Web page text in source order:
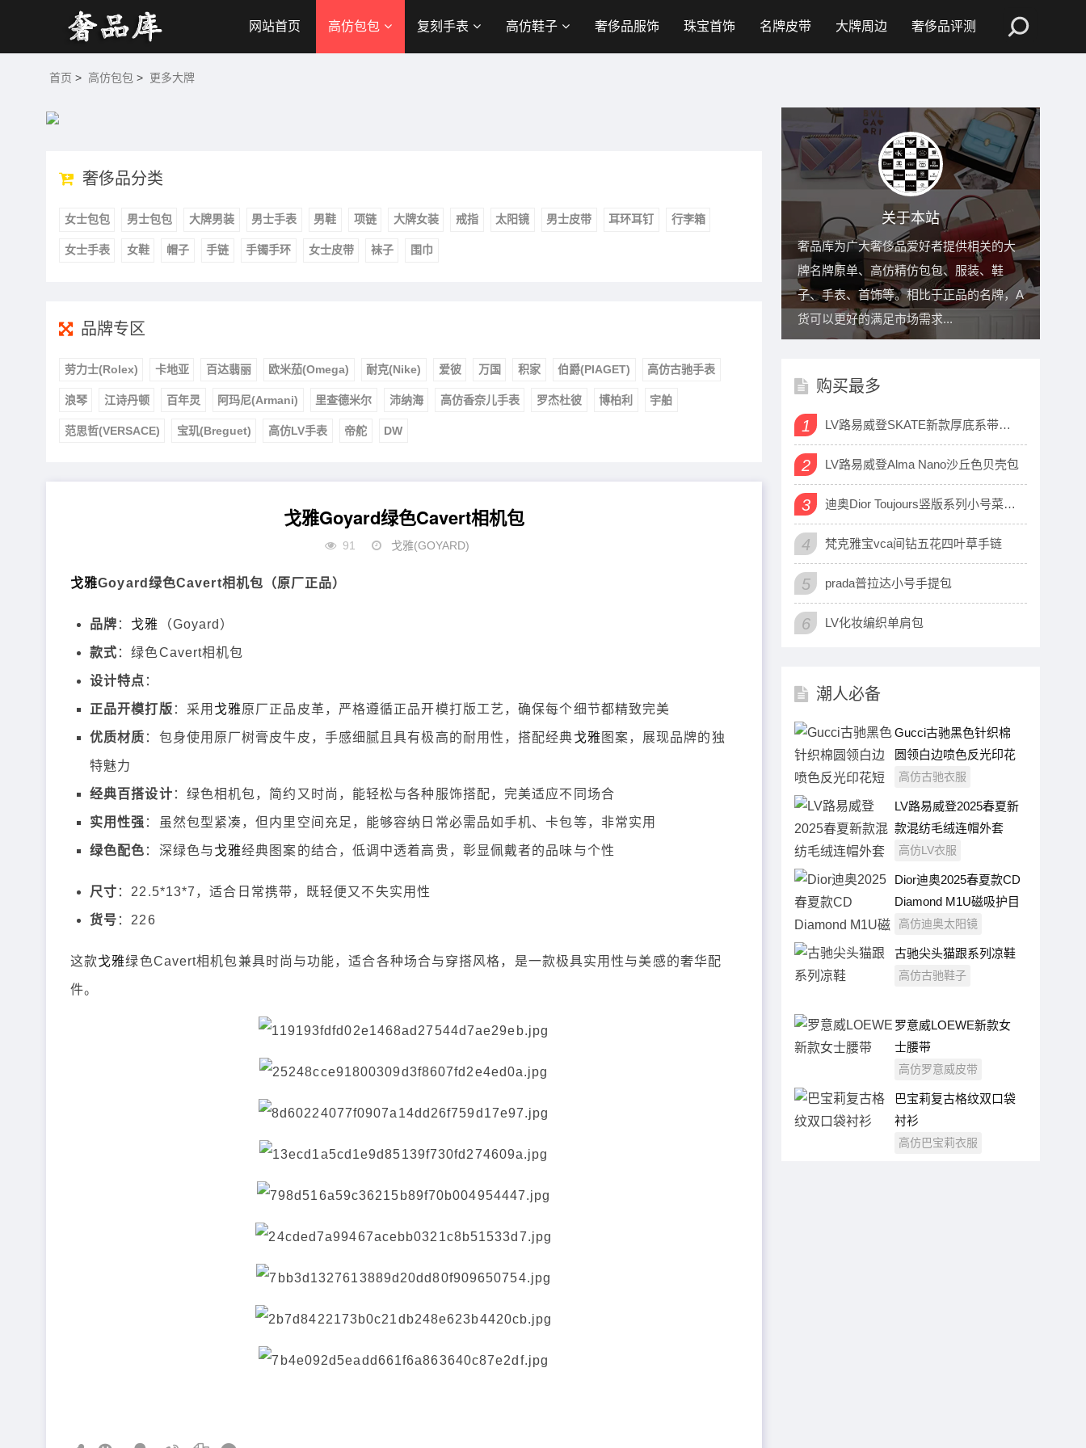
网站首页 高仿包包 复刻手表 高仿鞋子 奢侈品服饰 珠宝首饰 名牌皮带 大牌周边 奢侈品评测
首页 > 高仿包包 > 更多大牌
奢侈品分类
女士包包 男士包包 大牌男装 男士手表 男鞋 项链 大牌女装 戒指 太阳镜 男士皮带 耳环耳钉 行李箱
女士手表 女鞋 帽子 手链 手镯手环 女士皮带 袜子 围巾
品牌专区
劳力士(Rolex) 卡地亚 百达翡丽 欧米茄(Omega) 耐克(Nike) 爱彼 万国 积家 伯爵(PIAGET) 高仿古驰手表
浪琴 江诗丹顿 百年灵 阿玛尼(Armani) 里查德米尔 沛纳海 高仿香奈儿手表 罗杰杜彼 博柏利 宇舶
范思哲(VERSACE) 宝玑(Breguet) 高仿LV手表 帝舵 DW
戈雅Goyard绿色Cavert相机包
91 戈雅(GOYARD)
戈雅Goyard绿色Cavert相机包（原厂正品）
品牌 ： 戈雅 （Goyard）
款式 ：绿色Cavert相机包
设计特点 ：
正品开模打版 ：采用 戈雅原厂正品皮革，严格遵循正品开模打版工艺，确保每个细节都精致完美
优质材质 ：包身使用原厂树膏皮牛皮，手感细腻且具有极高的耐用性，搭配经典戈雅 图案，展现品牌的独
特魅力
经典百搭设计 ：绿色相机包，简约又时尚，能轻松与各种服饰搭配，完美适应不同场合
实用性强 ：虽然包型紧凑，但内里空间充足，能够容纳日常必需品如手机、卡包等，非常实用
绿色配色 ：深绿色与戈雅经典图案的结合，低调中透着高贵，彰显佩戴者的品味与个性
尺寸 ：22.5*13*7，适合日常携带，既轻便又不失实用性
货号 ：226
这款戈雅绿色Cavert相机包兼具时尚与功能，适合各种场合与穿搭风格，是一款极具实用性与美感的奢华配
件。
关于本站
奢品库为广大奢侈品爱好者提供相关的大
牌名牌原单、高仿精仿包包、服装、鞋
子、手表、首饰等。相比于正品的名牌，A
货可以更好的满足市场需求...
购买最多
1 LV路易威登SKATE新款厚底系带运动鞋
2 LV路易威登Alma Nano沙丘色贝壳包
3 迪奥Dior Toujours竖版系列小号菜篮子包
4 梵克雅宝vca间钻五花四叶草手链
5 prada普拉达小号手提包
6 LV化妆编织单肩包
潮人必备
​Gucci古驰黑色针织棉
圆领白边喷色反光印花
短袖T恤
高仿古驰衣服
LV路易威登2025春夏新
款混纺毛绒连帽外套
高仿LV衣服
Dior迪奥2025春夏款CD
Diamond M1U磁吸护目
镜/墨镜
高仿迪奥太阳镜
古驰尖头猫跟系列凉鞋
高仿古驰鞋子
罗意威LOEWE新款女
士腰带
高仿罗意威皮带
巴宝莉复古格纹双口袋
衬衫
高仿巴宝莉衣服